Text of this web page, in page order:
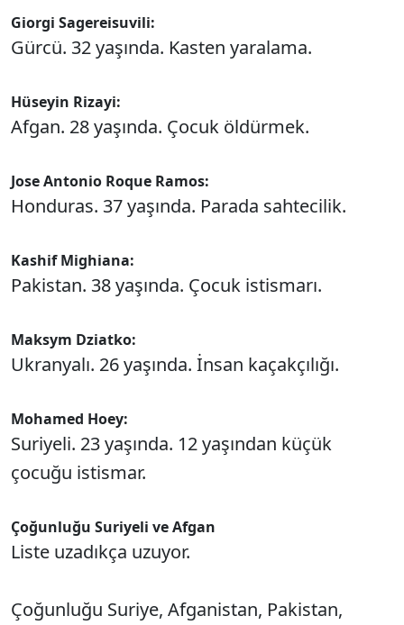
Giorgi Sagereisuvili:
Gürcü. 32 yaşında. Kasten yaralama.
Hüseyin Rizayi:
Afgan. 28 yaşında. Çocuk öldürmek.
Jose Antonio Roque Ramos:
Honduras. 37 yaşında. Parada sahtecilik.
Kashif Mighiana:
Pakistan. 38 yaşında. Çocuk istismarı.
Maksym Dziatko:
Ukranyalı. 26 yaşında. İnsan kaçakçılığı.
Mohamed Hoey:
Suriyeli. 23 yaşında. 12 yaşından küçük
çocuğu istismar.
Çoğunluğu Suriyeli ve Afgan
Liste uzadıkça uzuyor.
Çoğunluğu Suriye, Afganistan, Pakistan,